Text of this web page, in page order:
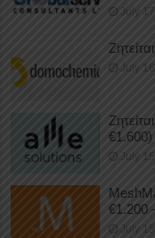
July
July
€1.600)
July
€1.200
July